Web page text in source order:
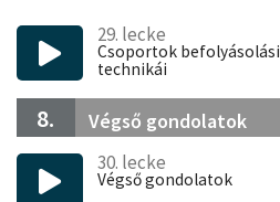
29. lecke
Csoportok befolyásolási
technikái
8. Végső gondolatok
30. lecke
Végső gondolatok